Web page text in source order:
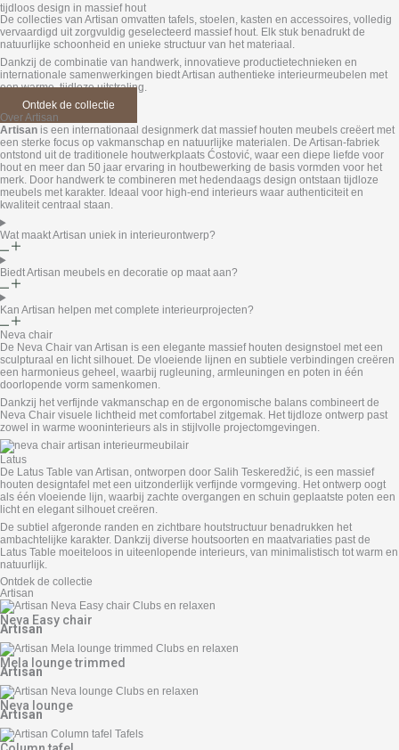
tijdloos design in massief hout
De collecties van Artisan omvatten tafels, stoelen, kasten en accessoires, volledig
vervaardigd uit zorgvuldig geselecteerd massief hout. Elk stuk benadrukt de
natuurlijke schoonheid en unieke structuur van het materiaal.
Dankzij de combinatie van handwerk, innovatieve productietechnieken en
internationale samenwerkingen biedt Artisan authentieke interieurmeubelen met
een warme, tijdloze uitstraling.
Ontdek de collectie
Over Artisan
Artisan is een internationaal designmerk dat massief houten meubels creëert met
een sterke focus op vakmanschap en natuurlijke materialen. De Artisan-fabriek
ontstond uit de traditionele houtwerkplaats Ćostović, waar een diepe liefde voor
hout en meer dan 50 jaar ervaring in houtbewerking de basis vormden voor het
merk. Door handwerk te combineren met hedendaags design ontstaan tijdloze
meubels met karakter. Ideaal voor high-end interieurs waar authenticiteit en
kwaliteit centraal staan.
Wat maakt Artisan uniek in interieurontwerp?
Biedt Artisan meubels en decoratie op maat aan?
Kan Artisan helpen met complete interieurprojecten?
Neva chair
De Neva Chair van Artisan is een elegante massief houten designstoel met een
sculpturaal en licht silhouet. De vloeiende lijnen en subtiele verbindingen creëren
een harmonieus geheel, waarbij rugleuning, armleuningen en poten in één
doorlopende vorm samenkomen.
Dankzij het verfijnde vakmanschap en de ergonomische balans combineert de
Neva Chair visuele lichtheid met comfortabel zitgemak. Het tijdloze ontwerp past
zowel in warme wooninterieurs als in stijlvolle projectomgevingen.
Latus
De Latus Table van Artisan, ontworpen door Salih Teskeredžić, is een massief
houten design­tafel met een uitzonderlijk verfijnde vormgeving. Het ontwerp oogt
als één vloeiende lijn, waarbij zachte overgangen en schuin geplaatste poten een
licht en elegant silhouet creëren.
De subtiel afgeronde randen en zichtbare houtstructuur benadrukken het
ambachtelijke karakter. Dankzij diverse houtsoorten en maatvariaties past de
Latus Table moeiteloos in uiteenlopende interieurs, van minimalistisch tot warm en
natuurlijk.
Ontdek de collectie
Artisan
Neva Easy chair
Artisan
Mela lounge trimmed
Artisan
Neva lounge
Artisan